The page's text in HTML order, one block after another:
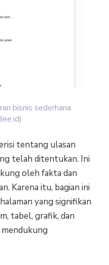
bisnis sederhana
tentang ulasan
telah ditentukan. Ini
oleh fakta dan
Karena itu, bagian ini
yang signifikan
tabel, grafik, dan